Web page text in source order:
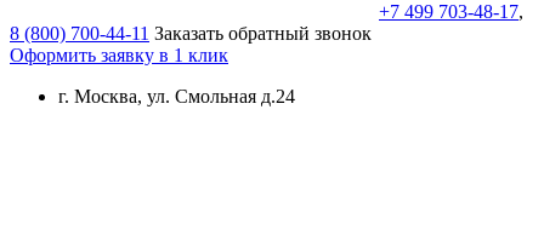
+7 499 703-48-17,
8 (800) 700-44-11 Заказать обратный звонок
Оформить заявку в 1 клик
г. Москва, ул. Смольная д.24